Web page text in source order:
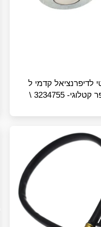
לדיפרנציאל קדמי ל
RZR 1000 XP מספר קטלוגי- 3234755 \